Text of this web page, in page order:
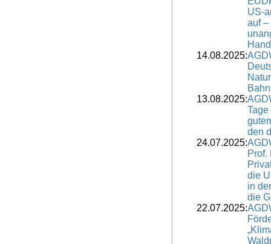
US-
auf –
14.08.2025:
13.08.2025:
den
24.07.2025:
Prof.
die
in
die
22.07.2025: